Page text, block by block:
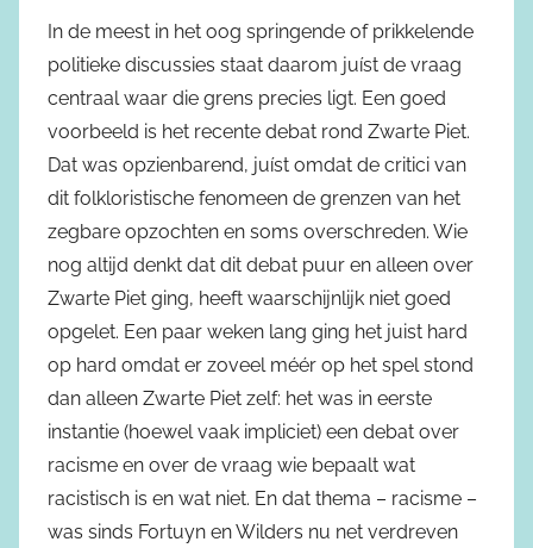
In de meest in het oog springende of prikkelende
politieke discussies staat daarom juíst de vraag
centraal waar die grens precies ligt. Een goed
voorbeeld is het recente debat rond Zwarte Piet.
Dat was opzienbarend, juíst omdat de critici van
dit folkloristische fenomeen de grenzen van het
zegbare opzochten en soms overschreden. Wie
nog altijd denkt dat dit debat puur en alleen over
Zwarte Piet ging, heeft waarschijnlijk niet goed
opgelet. Een paar weken lang ging het juist hard
op hard omdat er zoveel méér op het spel stond
dan alleen Zwarte Piet zelf: het was in eerste
instantie (hoewel vaak impliciet) een debat over
racisme en over de vraag wie bepaalt wat
racistisch is en wat niet. En dat thema – racisme –
was sinds Fortuyn en Wilders nu net verdreven